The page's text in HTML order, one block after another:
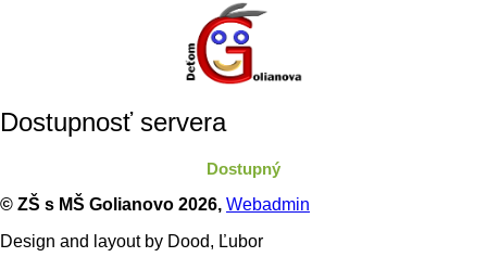
Dostupnosť servera
Dostupný
© ZŠ s MŠ Golianovo 2026, Webadmin
Design and layout by Dood, Ľubor